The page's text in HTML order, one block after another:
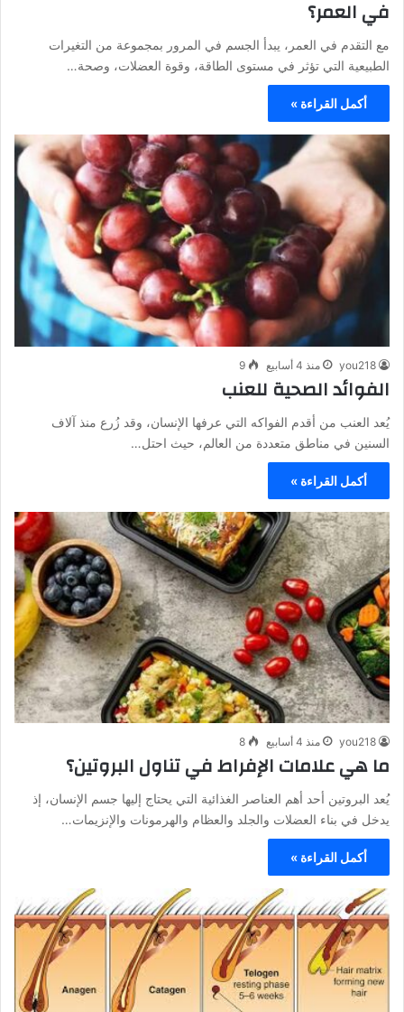
في العمر؟
مع التقدم في العمر، يبدأ الجسم في المرور بمجموعة من التغيرات
الطبيعية التي تؤثر في مستوى الطاقة، وقوة العضلات، وصحة…
أكمل القراءة »
you218 منذ 4 أسابيع 9
الفوائد الصحية للعنب
يُعد العنب من أقدم الفواكه التي عرفها الإنسان، وقد زُرع منذ آلاف
السنين في مناطق متعددة من العالم، حيث احتل…
أكمل القراءة »
you218 منذ 4 أسابيع 8
ما هي علامات الإفراط في تناول البروتين؟
يُعد البروتين أحد أهم العناصر الغذائية التي يحتاج إليها جسم الإنسان، إذ
يدخل في بناء العضلات والجلد والعظام والهرمونات والإنزيمات…
أكمل القراءة »